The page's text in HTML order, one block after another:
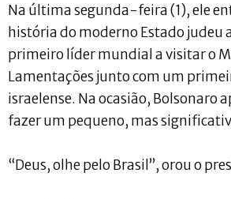
Na última segunda-feira (1), ele
história do moderno Estado judeu
primeiro líder mundial a visitar o
Lamentações junto com um
israelense. Na ocasião, Bolsonaro
fazer um pequeno, mas
“Deus, olhe pelo Brasil”, orou o